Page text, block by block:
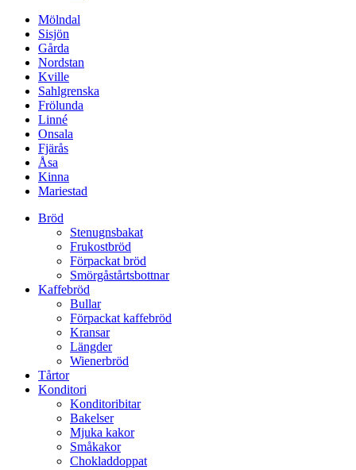
Mölndal
Sisjön
Gårda
Nordstan
Kville
Sahlgrenska
Frölunda
Linné
Onsala
Fjärås
Åsa
Kinna
Mariestad
Bröd
Stenugnsbakat
Frukostbröd
Förpackat bröd
Smörgåstårtsbottnar
Kaffebröd
Bullar
Förpackat kaffebröd
Kransar
Längder
Wienerbröd
Tårtor
Konditori
Konditoribitar
Bakelser
Mjuka kakor
Småkakor
Chokladdoppat